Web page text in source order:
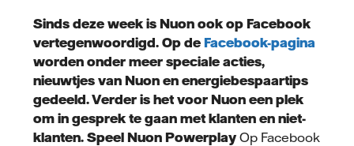
Sinds deze week is Nuon ook op Facebook
vertegenwoordigd. Op de Facebook-pagina
worden onder meer speciale acties,
nieuwtjes van Nuon en energiebespaartips
gedeeld. Verder is het voor Nuon een plek
om in gesprek te gaan met klanten en niet-
klanten. Speel Nuon Powerplay Op Facebook